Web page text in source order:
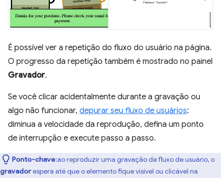
É possível ver a repetição do fluxo do usuário na página.
O progresso da repetição também é mostrado no painel
Gravador.
Se você clicar acidentalmente durante a gravação ou
algo não funcionar, depurar seu fluxo de usuários:
diminua a velocidade da reprodução, defina um ponto
de interrupção e execute passo a passo.
Ponto-chave:ao reproduzir uma gravação de fluxo de usuário, o
gravadorespera até que o elemento fique visível ou clicável na